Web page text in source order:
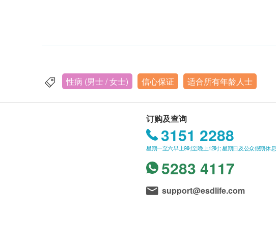
性病 (男士 / 女士) 信心保证 适合所有年龄人士
订购及查询
3151 2288
星期一至六早上9时至晚上12时; 星期日及公众假期休息
5283 4117
support@esdlife.com